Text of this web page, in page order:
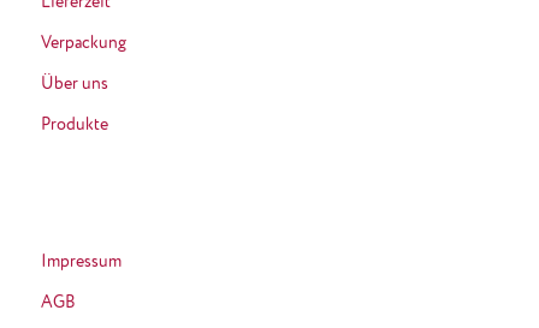
Verpackung
Über uns
Produkte
Impressum
AGB